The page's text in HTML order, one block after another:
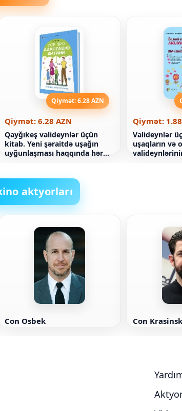
Qiymət: 6.28 AZN
Qiymət: 6.28 AZN
Qayğıkeş valideynlər üçün
kitab. Yeni şəraitdə uşağın
uyğunlaşması haqqında hər
Qiymət:
Valideynlər
uşaqların və
aktyorları
Con Osbek Con